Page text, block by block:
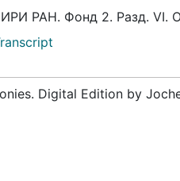
РАН. Фонд 2. Разд. VI.
Digital Edition by